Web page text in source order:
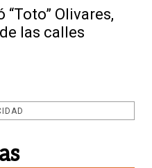
“Toto” Olivares,
las calles